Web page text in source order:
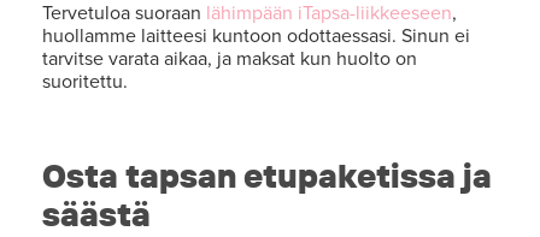
Tervetuloa suoraan lähimpään iTapsa-liikkeeseen,
huollamme laitteesi kuntoon odottaessasi. Sinun ei
tarvitse varata aikaa, ja maksat kun huolto on
suoritettu.
Osta tapsan etupaketissa ja
säästä